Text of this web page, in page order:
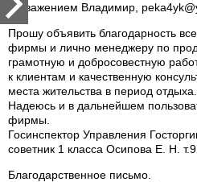
С уважением Владимир,
Прошу объявить благодарность
фирмы и лично менеджеру по
грамотную и добросовестную
к клиентам и качественную
места жительства в период отдыха.
Надеюсь и в дальнейшем
фирмы.
Госинспектор Управления
советник 1 класса Осипова Е. Н.
Благодарственное письмо.